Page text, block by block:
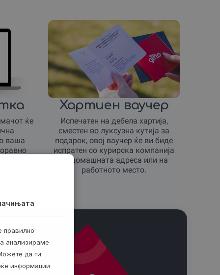
ќе
ваша
Хартиен ваучер
Испечатен на дебела хартија,
сместен во луксузна кутија за
подарок, овој ваучер ќе ви биде
испратен со курирска компанија
на домашната адреса или на
работното место.
правилно
анализираме
да ги
информации